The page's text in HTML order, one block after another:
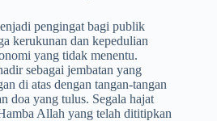
pengingat bagi publik
kerukunan dan kepedulian
yang tidak menentu.
sebagai jembatan yang
di atas dengan tangan-tangan
doa yang tulus. Segala hajat
Allah yang telah dititipkan